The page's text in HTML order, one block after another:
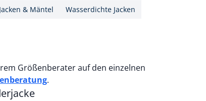
Jacken & Mäntel
Wasserdichte Jacken
Größenberater auf den einzelnen
.